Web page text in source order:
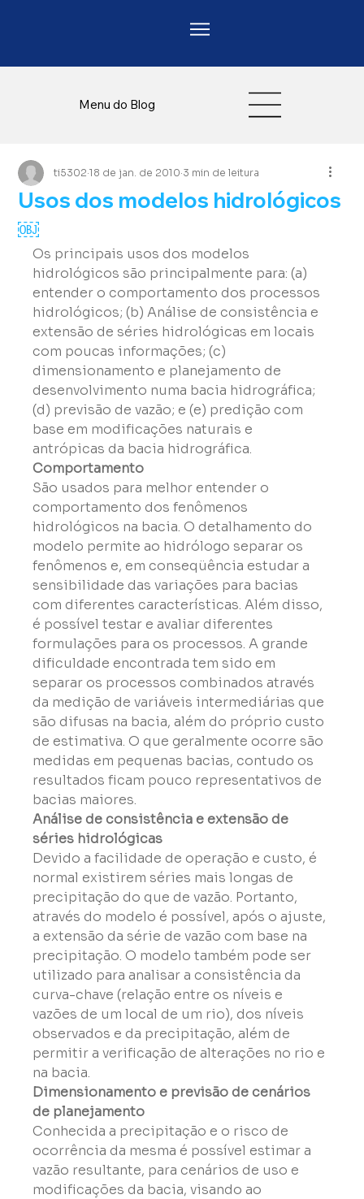
Menu do Blog
Usos dos modelos hidrológicos
￼
ti5302 18 de jan. de 2010 3 min de leitura
Os principais usos dos modelos
hidrológicos são principalmente para: (a)
entender o comportamento dos processos
hidrológicos; (b) Análise de consistência e
extensão de séries hidrológicas em locais
com poucas informações; (c)
dimensionamento e planejamento de
desenvolvimento numa bacia hidrográfica;
(d) previsão de vazão; e (e) predição com
base em modificações naturais e
antrópicas da bacia hidrográfica.
Comportamento
São usados para melhor entender o
comportamento dos fenômenos
hidrológicos na bacia. O detalhamento do
modelo permite ao hidrólogo separar os
fenômenos e, em conseqüência estudar a
sensibilidade das variações para bacias
com diferentes características. Além disso,
é possível testar e avaliar diferentes
formulações para os processos. A grande
dificuldade encontrada tem sido em
separar os processos combinados através
da medição de variáveis intermediárias que
são difusas na bacia, além do próprio custo
de estimativa. O que geralmente ocorre são
medidas em pequenas bacias, contudo os
resultados ficam pouco representativos de
bacias maiores.
Análise de consistência e extensão de
séries hidrológicas
Devido a facilidade de operação e custo, é
normal existirem séries mais longas de
precipitação do que de vazão. Portanto,
através do modelo é possível, após o ajuste,
a extensão da série de vazão com base na
precipitação. O modelo também pode ser
utilizado para analisar a consistência da
curva-chave (relação entre os níveis e
vazões de um local de um rio), dos níveis
observados e da precipitação, além de
permitir a verificação de alterações no rio e
na bacia.
Dimensionamento e previsão de cenários
de planejamento
Conhecida a precipitação e o risco de
ocorrência da mesma é possível estimar a
vazão resultante, para cenários de uso e
modificações da bacia, visando ao